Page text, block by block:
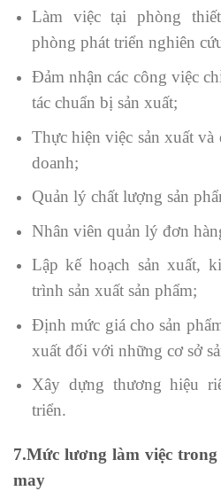
Làm việc tại phòng
phòng phát triển nghiên
Đảm nhận các công việc
tác chuẩn bị sản xuất;
Thực hiện việc sản xuất
doanh;
Quản lý chất lượng sản
Nhân viên quản lý đơn
Lập kế hoạch sản xuất,
trình sản xuất sản phẩm;
Định mức giá cho sản
xuất đối với những cơ sở
Xây dựng thương hiệu
triển.
7.Mức lương làm việc
may